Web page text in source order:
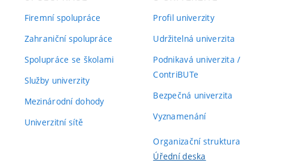
Firemní spolupráce
Zahraniční spolupráce
Spolupráce se školami
Služby univerzity
Mezinárodní dohody
Univerzitní sítě
Profil univerzity
Udržitelná univerzita
Podnikavá univerzita /
ContriBUTe
Bezpečná univerzita
Vyznamenání
Organizační struktura
Úřední deska